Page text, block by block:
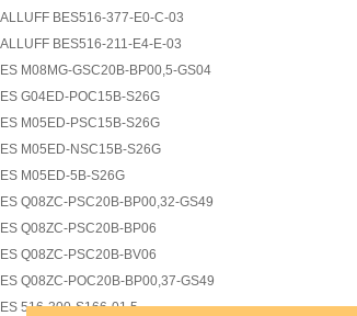
BES516-377-E0-C-03
BES516-211-E4-E-03
M08MG-GSC20B-BP00,5-GS04
G04ED-POC15B-S26G
M05ED-PSC15B-S26G
M05ED-NSC15B-S26G
M05ED-5B-S26G
Q08ZC-PSC20B-BP00,32-GS49
Q08ZC-PSC20B-BP06
Q08ZC-PSC20B-BV06
Q08ZC-POC20B-BP00,37-GS49
516-300-S166-01,5